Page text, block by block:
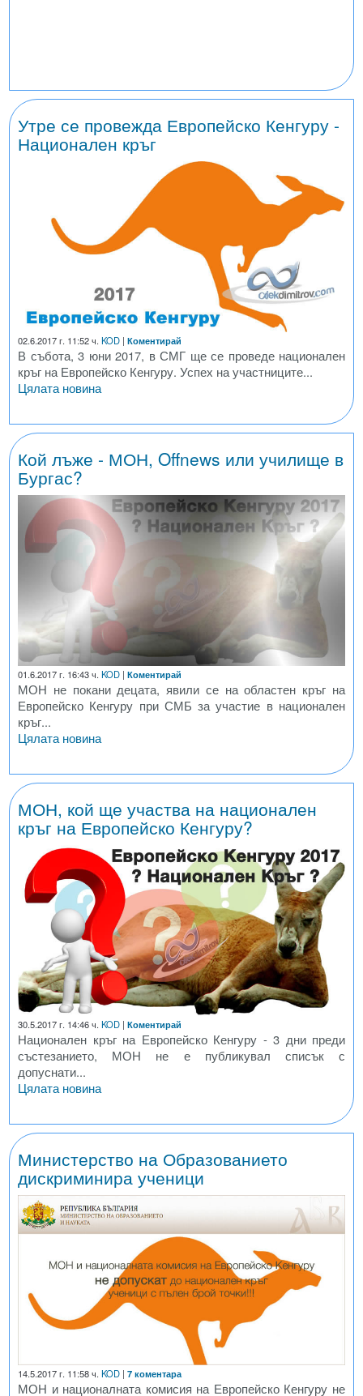
Утре се провежда Европейско Кенгуру -
Национален кръг
02.6.2017 г. 11:52 ч. KOD | Коментирай
В събота, 3 юни 2017, в СМГ ще се проведе национален
кръг на Европейско Кенгуру. Успех на участниците...
Цялата новина
Кой лъже - МОН, Offnews или училище в
Бургас?
01.6.2017 г. 16:43 ч. KOD | Коментирай
МОН не покани децата, явили се на областен кръг на
Европейско Кенгуру при СМБ за участие в национален
кръг...
Цялата новина
МОН, кой ще участва на национален
кръг на Европейско Кенгуру?
30.5.2017 г. 14:46 ч. KOD | Коментирай
Национален кръг на Европейско Кенгуру - 3 дни преди
състезанието, МОН не е публикувал списък с
допуснати...
Цялата новина
Министерство на Образованието
дискриминира ученици
14.5.2017 г. 11:58 ч.KOD | 7 коментара
МОН и националната комисия на Европейско Кенгуру не